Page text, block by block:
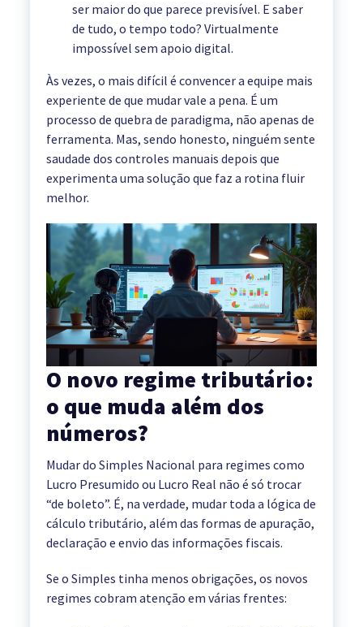
ser maior do que parece previsível. E saber
de tudo, o tempo todo? Virtualmente
impossível sem apoio digital.
Às vezes, o mais difícil é convencer a equipe mais
experiente de que mudar vale a pena. É um
processo de quebra de paradigma, não apenas de
ferramenta. Mas, sendo honesto, ninguém sente
saudade dos controles manuais depois que
experimenta uma solução que faz a rotina fluir
melhor.
O novo regime tributário:
o que muda além dos
números?
Mudar do Simples Nacional para regimes como
Lucro Presumido ou Lucro Real não é só trocar
“de boleto”. É, na verdade, mudar toda a lógica de
cálculo tributário, além das formas de apuração,
declaração e envio das informações fiscais.
Se o Simples tinha menos obrigações, os novos
regimes cobram atenção em várias frentes: